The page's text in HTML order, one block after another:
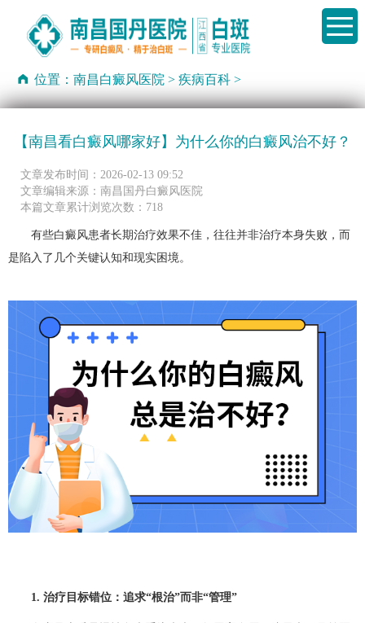
位置：南昌白癜风医院 >疾病百科 >
【南昌看白癜风哪家好】为什么你的白癜风治不好？
文章发布时间：2026-02-13 09:52
文章编辑来源：南昌国丹白癜风医院
本篇文章累计浏览次数：718
有些白癜风患者长期治疗效果不佳，往往并非治疗本身失败，而
是陷入了几个关键认知和现实困境。
1. 治疗目标错位：追求“根治”而非“管理”